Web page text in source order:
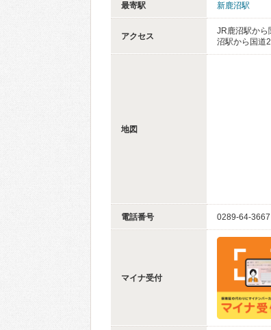
最寄駅 新鹿沼駅
アクセス
JR鹿沼駅から
沼駅から国道
地図
電話番号 0289-64-3667
マイナ受付